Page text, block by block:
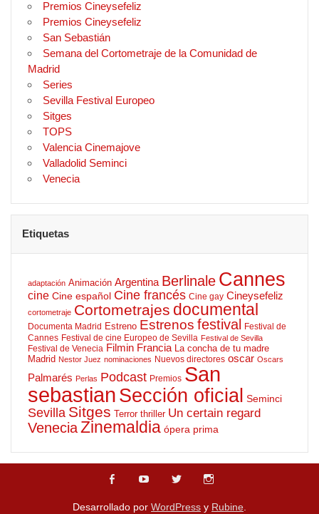
Premios Cineysefeliz
Premios Cineysefeliz
San Sebastián
Semana del Cortometraje de la Comunidad de
Madrid
Series
Sevilla Festival Europeo
Sitges
TOPS
Valencia Cinemajove
Valladolid Seminci
Venecia
Etiquetas
adaptación Animación Argentina Berlinale Cannes
cine Cine español Cine francés Cine gay Cineysefeliz
cortometraje Cortometrajes documental
Documenta Madrid Estreno Estrenos festival
Festival de
Cannes Festival de cine Europeo de Sevilla Festival de Sevilla
Festival de Venecia Filmin Francia La concha de tu madre
Madrid Nestor Juez nominaciones Nuevos directores oscar Oscars
Palmarés Perlas Podcast Premios San
sebastianSección oficial Seminci
Sevilla Sitges Terror thriller Un certain regard
VeneciaZinemaldia ópera prima
Desarrollado por WordPress y Rubine.